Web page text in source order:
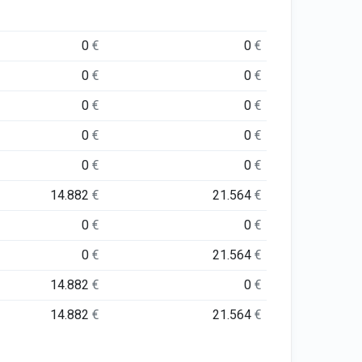
0€ 0€
0€ 0€
0€ 0€
0€ 0€
0€ 0€
14.882€ 21.564€
0€ 0€
0€ 21.564€
14.882€ 0€
14.882€ 21.564€